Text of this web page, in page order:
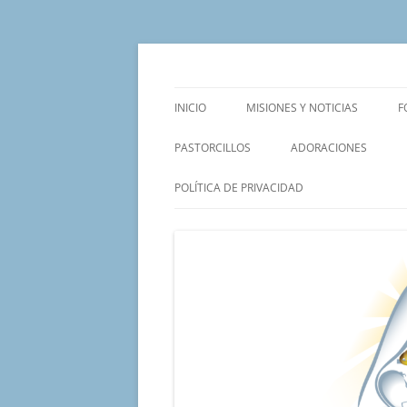
Saltar
INICIO MISIONES Y NOTICIAS
PASTORCILLOS ADORACIONES
POLÍTICA DE PRIVACIDAD